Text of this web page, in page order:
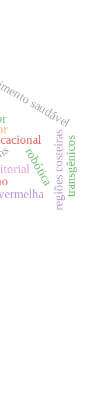
regiões costeiras
robótica
saudável
transgênicos